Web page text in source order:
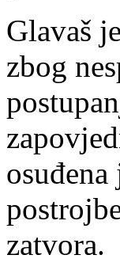
Glavaš
zbog
zatvora.